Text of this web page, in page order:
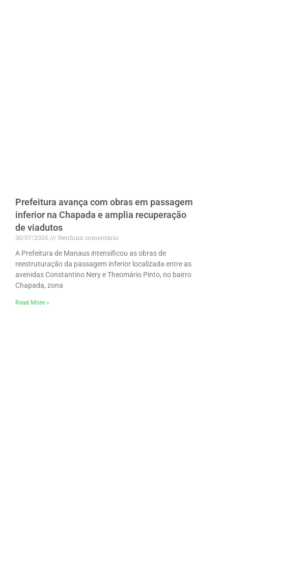
Prefeitura avança com obras em passagem
inferior na Chapada e amplia recuperação
de viadutos
30/07/2026
Nenhum comentário
A Prefeitura de Manaus intensificou as obras de
reestruturação da passagem inferior localizada entre as
avenidas Constantino Nery e Theomário Pinto, no bairro
Chapada, zona
Read More »